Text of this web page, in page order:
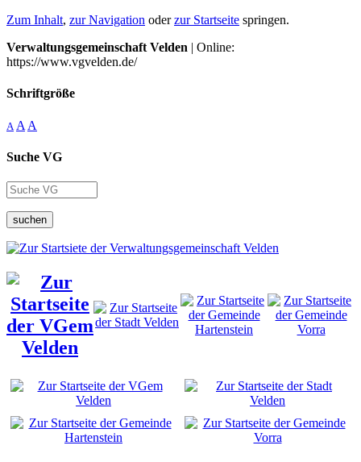
Zum Inhalt, zur Navigation oderzur Startseite springen.
Verwaltungsgemeinschaft Velden | Online:
https://www.vgvelden.de/
Schriftgröße
A A A
Suche VG
suchen